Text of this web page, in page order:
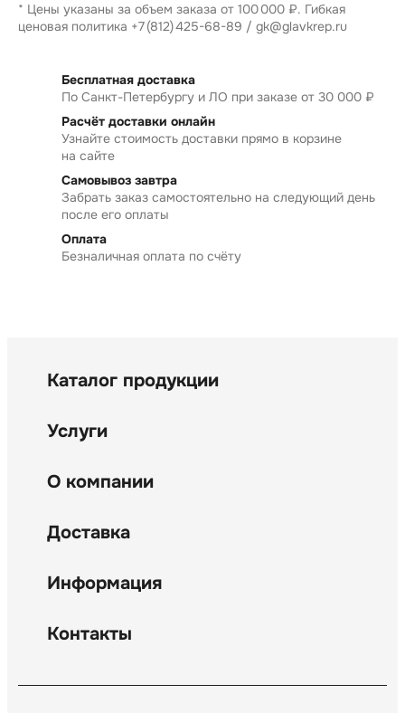
Бесплатная доставка
По Санкт-Петербургу и ЛО при заказе от 30 000 ₽
Расчёт доставки онлайн
Узнайте стоимость доставки прямо в корзине
на сайте
Самовывоз завтра
Забрать заказ самостоятельно на следующий день
после его оплаты
Оплата
Безналичная оплата по счёту
* Цены указаны за объем заказа от 100 000 ₽. Гибкая
ценовая политика +7 (812) 425-68-89 / gk@glavkrep.ru
Каталог продукции
Услуги
О компании
Доставка
Информация
Контакты